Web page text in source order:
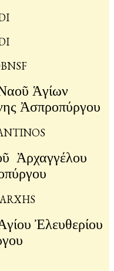
Ἁγίων
Ἀσπροπύργου
Ἀρχαγγέλου
Ἐλευθερίου